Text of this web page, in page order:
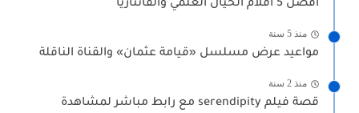
أفضل 5 أفلام الخيال العلمي والفانتازيا
منذ 5 سنة
مواعيد عرض مسلسل «قيامة عثمان» والقناة الناقلة
منذ 2 سنة
قصة فيلم serendipity مع رابط مباشر لمشاهدة